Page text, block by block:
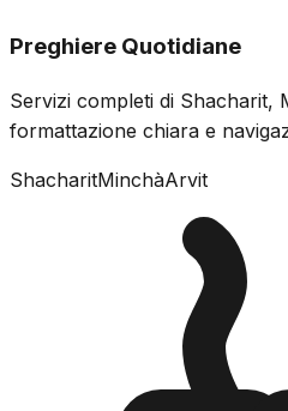
Preghiere Quotidiane
Servizi completi di Shacharit,
formattazione chiara e
ShacharitMinchàArvit